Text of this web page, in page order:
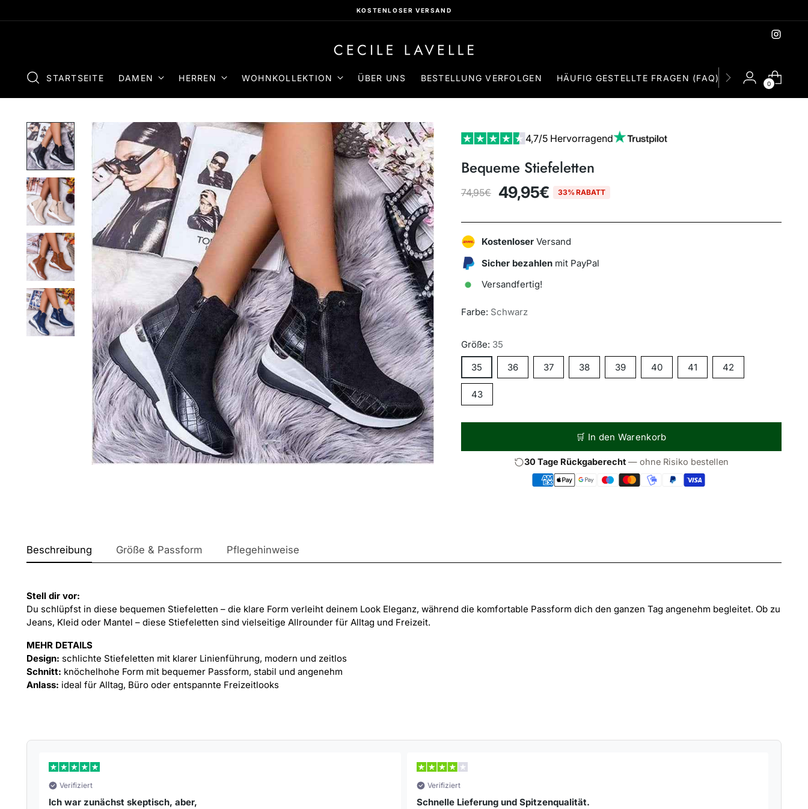
STARTSEITE DAMEN HERREN WOHNKOLLEKTION ÜBER UNS BESTELLUNG VERFOLGEN HÄUFIG GESTELLTE FRAGEN (FAQ) KONTACT
0
4,7/5 Hervorragend
Bequeme Stiefeletten
Regulärer
74,95€ 49,95€ 33% RABATT
KostenloserVersand
Sicher bezahlenmit PayPal
Versandfertig!
Farbe: Schwarz
Größe: 35
35
36 37 38 39 40 41 42
43
🛒 In den Warenkorb
30 Tage Rückgaberecht— ohne Risiko bestellen
legen
Beschreibung Größe & Passform Pflegehinweise
Stell dir vor:
Du schlüpfst in diese bequemen Stiefeletten – die klare Form verleiht deinem Look Eleganz, während die komfortable Passform dich den ganzen Tag angenehm begleitet. Ob zu
Jeans, Kleid oder Mantel – diese Stiefeletten sind vielseitige Allrounder für Alltag und Freizeit.
MEHR DETAILS
Design: schlichte Stiefeletten mit klarer Linienführung, modern und zeitlos
Schnitt: knöchelhohe Form mit bequemer Passform, stabil und angenehm
Anlass: ideal für Alltag, Büro oder entspannte Freizeitlooks
Verifiziert
Ich war zunächst skeptisch, aber,
Verifiziert
Schnelle Lieferung und Spitzenqualität.